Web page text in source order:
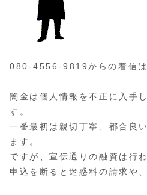
080-4556-9819からの着信は
闇金は個人情報を不正に入手
す。
一番最初は親切丁寧、都合良
ます。
ですが、宣伝通りの融資は行
申込を断ると迷惑料の請求や